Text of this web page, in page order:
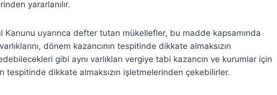
yararlanılır.
Kanunu uyarınca defter tutan mükellefler, bu madde kapsamında
dönem kazancının tespitinde dikkate almaksızın
gibi aynı varlıkları vergiye tabi kazancın ve kurumlar için
tespitinde dikkate almaksızın işletmelerinden çekebilirler.